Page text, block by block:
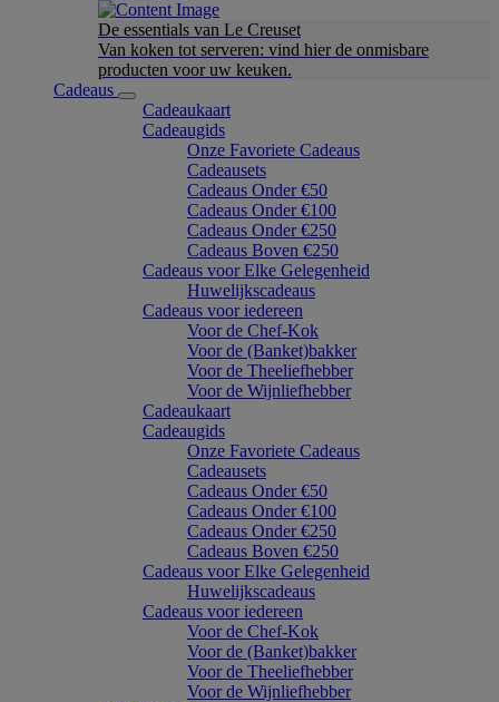
De essentials van Le Creuset
Van koken tot serveren: vind hier de onmisbare
producten voor uw keuken.
Cadeaus
Cadeaukaart
Cadeaugids
Onze Favoriete Cadeaus
Cadeausets
Cadeaus Onder €50
Cadeaus Onder €100
Cadeaus Onder €250
Cadeaus Boven €250
Cadeaus voor Elke Gelegenheid
Huwelijkscadeaus
Cadeaus voor iedereen
Voor de Chef-Kok
Voor de (Banket)bakker
Voor de Theeliefhebber
Voor de Wijnliefhebber
Cadeaukaart
Cadeaugids
Onze Favoriete Cadeaus
Cadeausets
Cadeaus Onder €50
Cadeaus Onder €100
Cadeaus Onder €250
Cadeaus Boven €250
Cadeaus voor Elke Gelegenheid
Huwelijkscadeaus
Cadeaus voor iedereen
Voor de Chef-Kok
Voor de (Banket)bakker
Voor de Theeliefhebber
Voor de Wijnliefhebber